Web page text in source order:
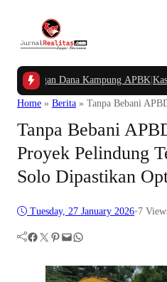
Dana Kampung APBK|Kasus
Home » Berita » Tanpa Bebani
Tanpa Bebani
Proyek Pelindung
Solo Dipastikan
Tuesday, 27 January 2026•7
Facebook Twitter Pinterest Mail WhatsApp